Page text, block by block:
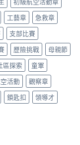
工藝章
急救章
支部比賽
歷險挑戰
母親節
區探索
童軍
活動
觀察章
鎖匙扣
領導才